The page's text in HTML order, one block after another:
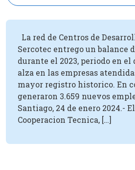
La red de Centros de
Sercotec entrego un balance
durante el 2023, periodo en
alza en las empresas
mayor registro historico. En
generaron 3.659 nuevos
Santiago, 24 de enero 2024.-
Cooperacion Tecnica, […]